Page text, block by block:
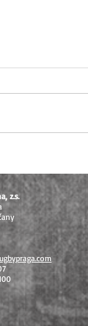
sedmičkách
z.s.